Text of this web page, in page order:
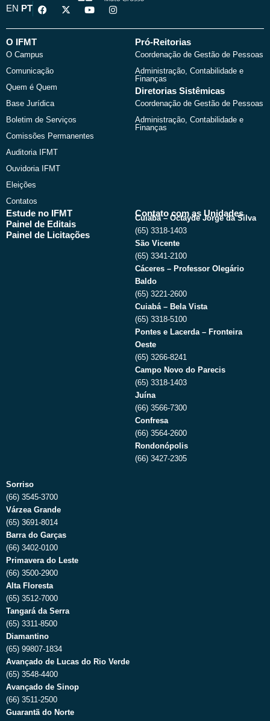
EN PT
F
a
e
o
k
X
-
w
Y
o
t
I
n
t
O IFMT
O Campus
Comunicação
Quem é Quem
Base Jurídica
Boletim de Serviços
Comissões Permanentes
Auditoria IFMT
Ouvidoria IFMT
Eleições
Contatos
Pró-Reitorias
Coordenação de Gestão de Pessoas
Administração, Contabilidade e
Finanças
Diretorias Sistêmicas
Coordenação de Gestão de Pessoas
Administração, Contabilidade e
Finanças
Estude no IFMT
Painel de Editais
Painel de Licitações
Contato com as Unidades
Cuiabá – Octayde Jorge da Silva
(65) 3318-1403
São Vicente
(65) 3341-2100
Cáceres – Professor Olegário
Baldo
(65) 3221-2600
Cuiabá – Bela Vista
(65) 3318-5100
Pontes e Lacerda – Fronteira
Oeste
(65) 3266-8241
Campo Novo do Parecis
(65) 3318-1403
Juína
(66) 3566-7300
Confresa
(66) 3564-2600
Rondonópolis
(66) 3427-2305
Sorriso
(66) 3545-3700
Várzea Grande
(65) 3691-8014
Barra do Garças
(66) 3402-0100
Primavera do Leste
(66) 3500-2900
Alta Floresta
(65) 3512-7000
Tangará da Serra
(65) 3311-8500
Diamantino
(65) 99807-1834
Avançado de Lucas do Rio Verde
(65) 3548-4400
Avançado de Sinop
(66) 3511-2500
Guarantã do Norte